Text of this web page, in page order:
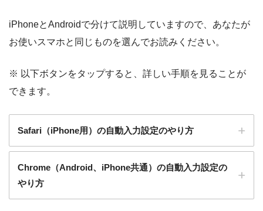
iPhoneとAndroidで分けて説明していますので、あなたが
お使いスマホと同じものを選んでお読みください。
※ 以下ボタンをタップすると、詳しい手順を見ることが
できます。
Safari（iPhone用）の自動入力設定のやり方
手順1
Chrome（Android、iPhone共通）の自動入力設定の
やり方